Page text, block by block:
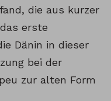
die aus kurzer
erste
Dänin in dieser
bei der
zur alten Form